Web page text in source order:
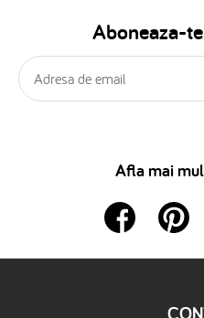
Aboneaza-
Afla mai